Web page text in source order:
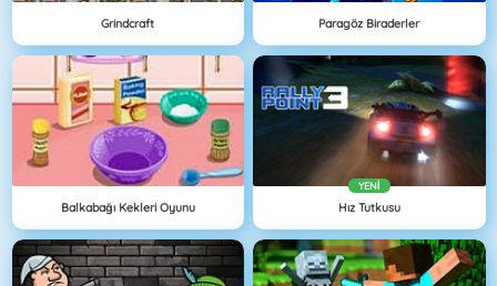
Grindcraft Paragöz Biraderler
Balkabağı Kekleri Oyunu
YENI
Hız Tutkusu